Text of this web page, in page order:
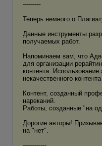
---------
Теперь немного о
Данные инструменты
получаемых работ.
Напоминаем вам, что
для организации
контента.
некачественного
Контент, созданный
нареканий.
Работы, созданные "на
Дорогие авторы!
на "нет".